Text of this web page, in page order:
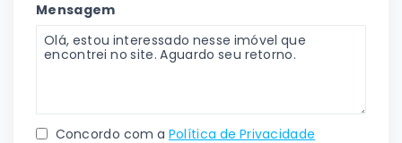
Mensagem
Concordo com a Política de Privacidade